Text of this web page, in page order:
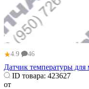
★4.9 46
Датчик температуры
ID товара: 423627
от